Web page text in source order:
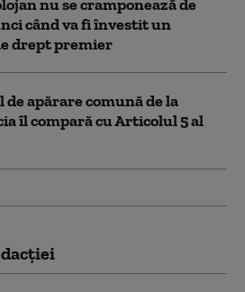
nu se cramponează de
când va fi învestit un
drept premier
de apărare comună de la
îl compară cu Articolul 5 al